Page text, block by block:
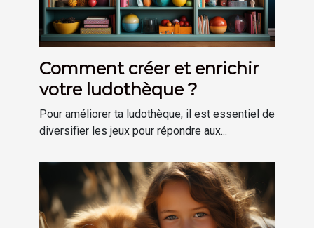
Comment créer et enrichir
votre ludothèque ?
Pour améliorer ta ludothèque, il est essentiel de
diversifier les jeux pour répondre aux...